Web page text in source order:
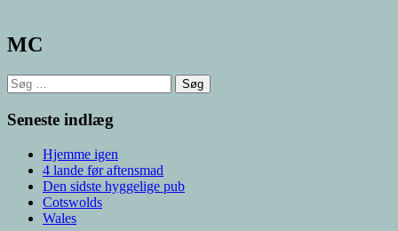
MC
Søg
efter:
Seneste indlæg
Hjemme igen
4 lande før aftensmad
Den sidste hyggelige pub
Cotswolds
Wales